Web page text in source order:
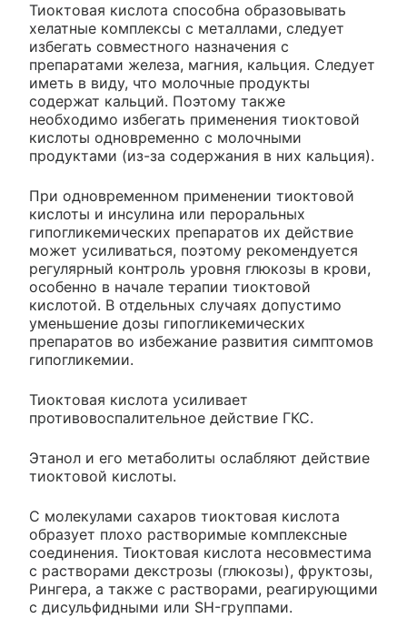
Тиоктовая кислота способна образовывать
хелатные комплексы с металлами, следует
избегать совместного назначения с
препаратами железа, магния, кальция. Следует
иметь в виду, что молочные продукты
содержат кальций. Поэтому также
необходимо избегать применения тиоктовой
кислоты одновременно с молочными
продуктами (из-за содержания в них кальция).
При одновременном применении тиоктовой
кислоты и инсулина или пероральных
гипогликемических препаратов их действие
может усиливаться, поэтому рекомендуется
регулярный контроль уровня глюкозы в крови,
особенно в начале терапии тиоктовой
кислотой. В отдельных случаях допустимо
уменьшение дозы гипогликемических
препаратов во избежание развития симптомов
гипогликемии.
Тиоктовая кислота усиливает
противовоспалительное действие ГКС.
Этанол и его метаболиты ослабляют действие
тиоктовой кислоты.
С молекулами сахаров тиоктовая кислота
образует плохо растворимые комплексные
соединения. Тиоктовая кислота несовместима
с растворами декстрозы (глюкозы), фруктозы,
Рингера, а также с растворами, реагирующими
с дисульфидными или SH-группами.